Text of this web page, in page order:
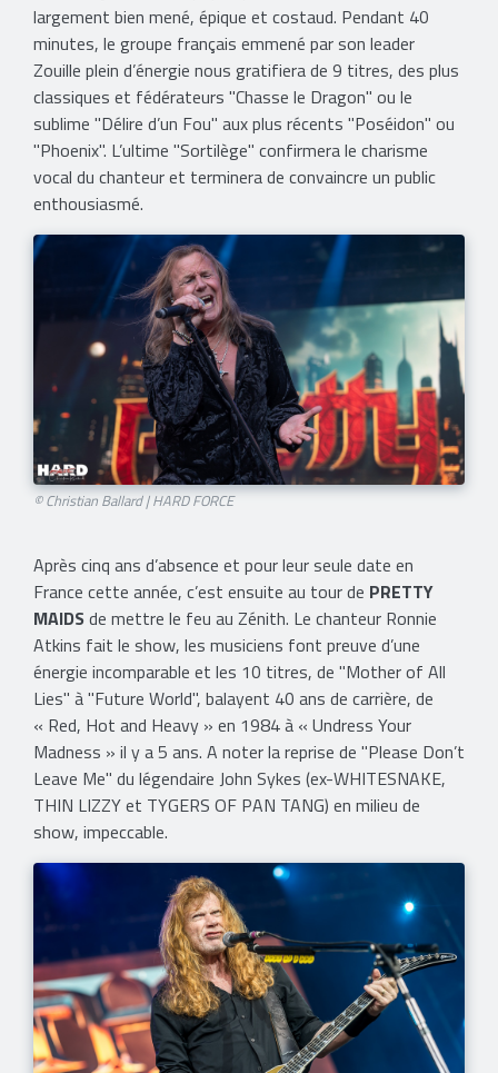
largement bien mené, épique et costaud. Pendant 40
minutes, le groupe français emmené par son leader
Zouille plein d’énergie nous gratifiera de 9 titres, des plus
classiques et fédérateurs "Chasse le Dragon" ou le
sublime "Délire d’un Fou" aux plus récents "Poséidon" ou
"Phoenix". L’ultime "Sortilège" confirmera le charisme
vocal du chanteur et terminera de convaincre un public
enthousiasmé.
© Christian Ballard | HARD FORCE​
Après cinq ans d’absence et pour leur seule date en
France cette année, c’est ensuite au tour de PRETTY
MAIDSde mettre le feu au Zénith. Le chanteur Ronnie
Atkins fait le show, les musiciens font preuve d’une
énergie incomparable et les 10 titres, de "Mother of All
Lies" à "Future World", balayent 40 ans de carrière, de
« Red, Hot and Heavy » en 1984 à « Undress Your
Madness » il y a 5 ans. A noter la reprise de "Please Don’t
Leave Me" du légendaire John Sykes (ex-WHITESNAKE,
THIN LIZZY et TYGERS OF PAN TANG) en milieu de
show, impeccable.